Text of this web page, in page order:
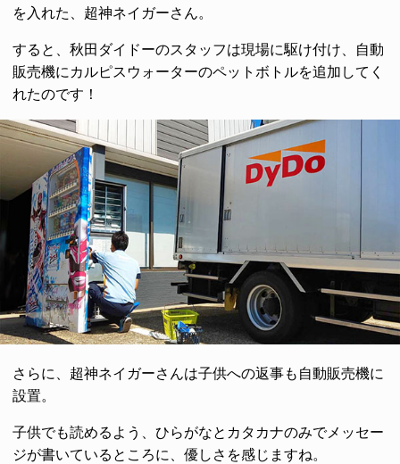
を入れた、超神ネイガーさん。
すると、秋田ダイドーのスタッフは現場に駆け付け、自動
販売機にカルピスウォーターのペットボトルを追加してく
れたのです！
さらに、超神ネイガーさんは子供への返事も自動販売機に
設置。
子供でも読めるよう、ひらがなとカタカナのみでメッセー
ジが書いているところに、優しさを感じますね。